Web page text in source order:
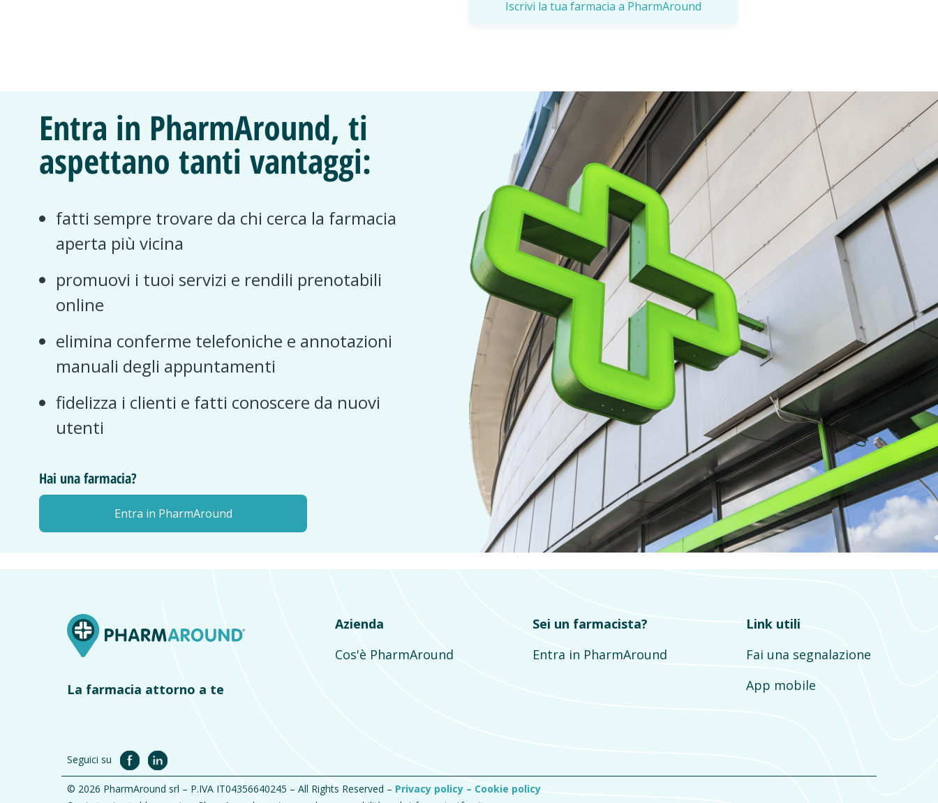
Iscrivi la tua farmacia a PharmAround
Entra in PharmAround, ti
aspettano tanti vantaggi:
fatti sempre trovare da chi cerca la farmacia
aperta più vicina
promuovi i tuoi servizi e rendili prenotabili
online
elimina conferme telefoniche e annotazioni
manuali degli appuntamenti
fidelizza i clienti e fatti conoscere da nuovi
utenti
Hai una farmacia?
Entra in PharmAround
La farmacia attorno a te
Azienda
Cos'è PharmAround
Sei un farmacista?
Entra in PharmAround
Link utili
Fai una segnalazione
App mobile
Seguici su
© 2026 PharmAround srl – P.IVA IT04356640245 – All Rights Reserved – Privacy policy – Cookie policy